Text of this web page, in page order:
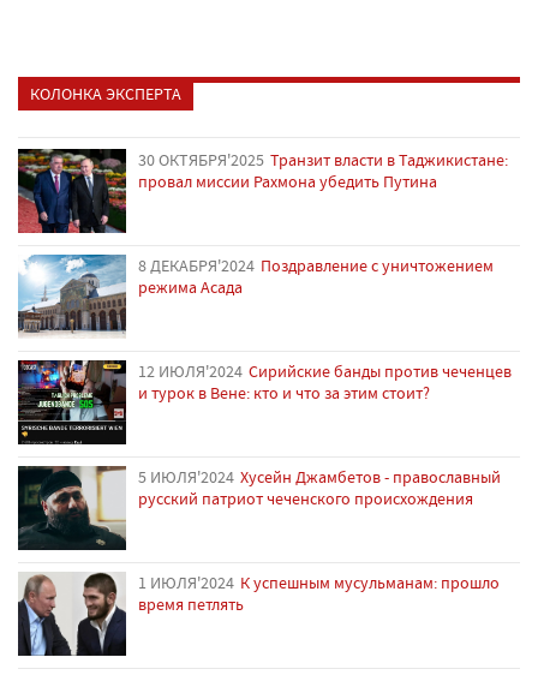
КОЛОНКА ЭКСПЕРТА
30 ОКТЯБРЯ'2025 Транзит власти в Таджикистане:
провал миссии Рахмона убедить Путина
8 ДЕКАБРЯ'2024 Поздравление с уничтожением
режима Асада
12 ИЮЛЯ'2024 Сирийские банды против чеченцев
и турок в Вене: кто и что за этим стоит?
5 ИЮЛЯ'2024 Хусейн Джамбетов - православный
русский патриот чеченского происхождения
1 ИЮЛЯ'2024 К успешным мусульманам: прошло
время петлять